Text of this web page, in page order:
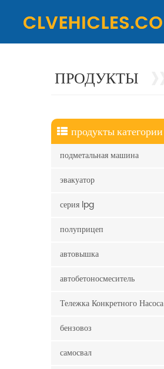
ПРОДУКТЫ
продукты категории
подметальная машина
эвакуатор
серия lpg
полуприцеп
автовышка
автобетоносмеситель
Тележка Конкретного Насоса
бензовоз
самосвал